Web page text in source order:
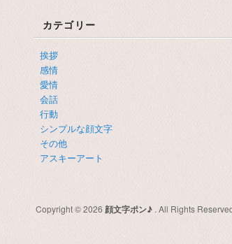
カテゴリー
挨拶
感情
愛情
会話
行動
シンプルな顔文字
その他
アスキーアート
Copyright © 2026 顔文字ポン♪ . All Rights